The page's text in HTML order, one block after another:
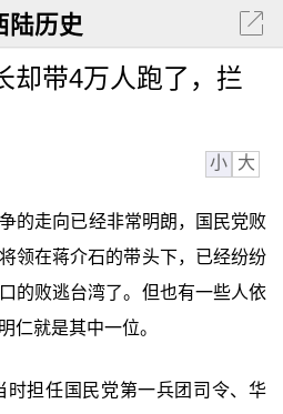
陆历史
却带4万人跑了，拦
小 大
的走向已经非常明朗，国民党败
领在蒋介石的带头下，已经纷纷
的败逃台湾了。但也有一些人依
仁就是其中一位。
时担任国民党第一兵团司令、华